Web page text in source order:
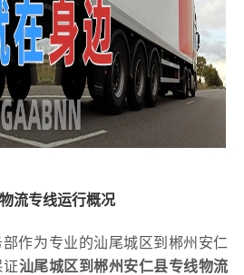
流专线运行概况
作为专业的汕尾城区到郴州安仁
汕尾城区到郴州安仁县专线物流